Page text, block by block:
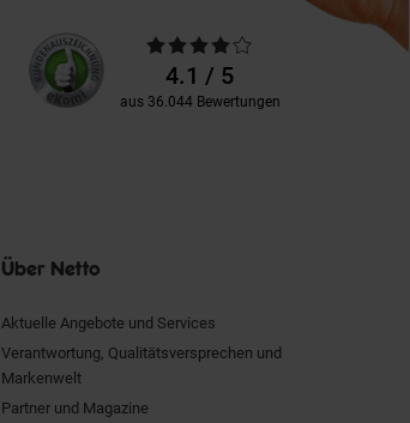
Unsere
Kundenbewertungen
Durchschnittliche
Bewertungen4.1 / 5
aus 36.044 Bewertungen
Über Netto
Aktuelle Angebote und Services
Verantwortung, Qualitätsversprechen und
Markenwelt
Partner und Magazine